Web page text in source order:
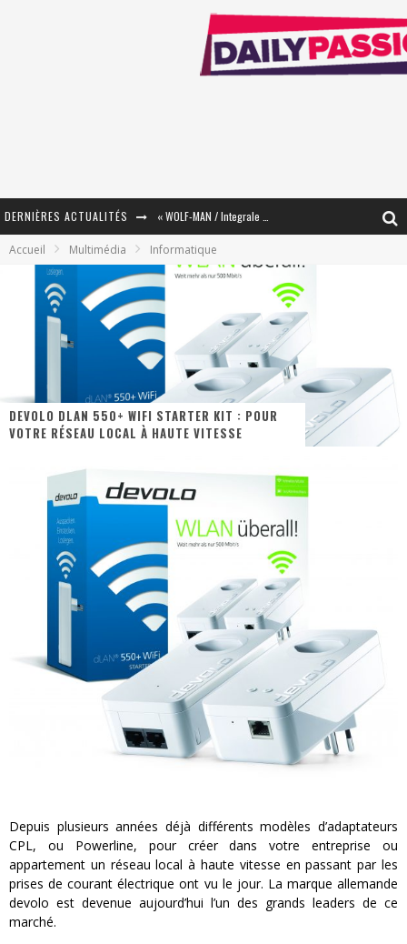
DERNIÈRES ACTUALITÉS
« Le Béton et le Bambou / Propositions pour Mayotte et le Monde. » - Améliorations !
Star Fox
PsyRiver 2026 : la magie revient sur les rives de l’Aar
Yoshi and the mysterious book
Accueil Multimédia Informatique
DEVOLO DLAN 550+ WIFI STARTER KIT : POUR
VOTRE RÉSEAU LOCAL À HAUTE VITESSE
Depuis plusieurs années déjà différents modèles d’adaptateurs
CPL, ou Powerline, pour créer dans votre entreprise ou
appartement un réseau local à haute vitesse en passant par les
prises de courant électrique ont vu le jour. La marque allemande
devolo est devenue aujourd’hui l’un des grands leaders de ce
marché.